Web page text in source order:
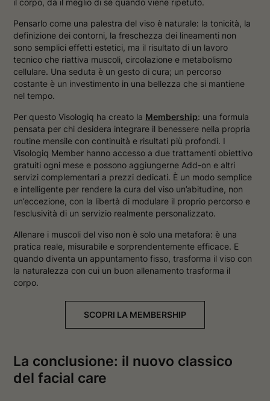
il corpo, dà il meglio di sé quando viene ripetuto.
Pensarlo come una palestra del viso è naturale: la tonicità, la
definizione dei contorni, la freschezza dei lineamenti non
sono semplici effetti estetici, ma il risultato di un lavoro
tecnico che riattiva muscoli, circolazione e metabolismo
cellulare. Una seduta è un gesto di cura; un percorso
costante è un investimento in una bellezza che si mantiene
nel tempo.
Per questo Visologiq ha creato la Membership: una formula
pensata per chi desidera integrare il benessere nella propria
routine mensile con continuità e risultati più profondi. I
Visologiq Member hanno accesso a due trattamenti obiettivo
gratuiti ogni mese e possono aggiungerne Add-on e altri
servizi complementari a prezzi dedicati. È un modo semplice
e intelligente per rendere la cura del viso un’abitudine, non
un’eccezione, con la libertà di modulare il proprio percorso e
l’esclusività di un servizio realmente personalizzato.
Allenare i muscoli del viso non è solo una metafora: è una
pratica reale, misurabile e sorprendentemente efficace. E
quando diventa un appuntamento fisso, trasforma il viso con
la naturalezza con cui un buon allenamento trasforma il
corpo.
SCOPRI LA MEMBERSHIP
La conclusione: il nuovo classico
del facial care